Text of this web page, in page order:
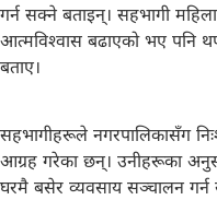
गर्न सक्ने बताइन्। सहभागी
आत्मविश्वास बढाएको भए पनि
बताए।
सहभागीहरूले नगरपालिकासँग
आग्रह गरेका छन्। उनीहरूका
घरमै बसेर व्यवसाय सञ्चालन